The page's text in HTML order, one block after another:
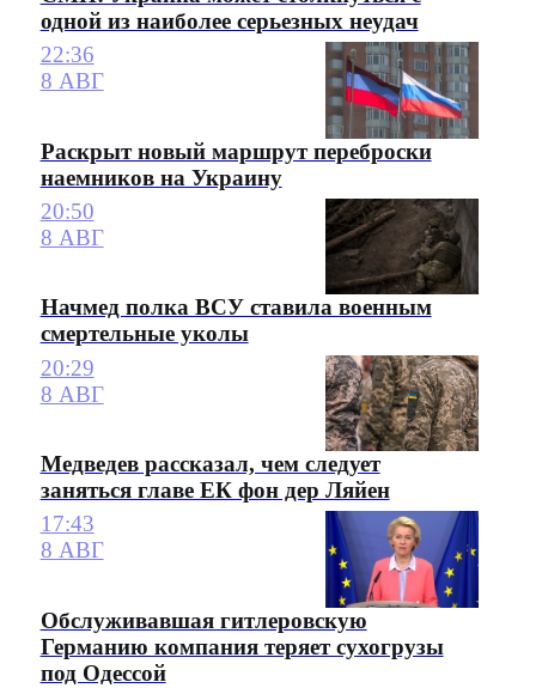
одной из наиболее серьезных неудач
22:36
8 АВГ
Раскрыт новый маршрут переброски
наемников на Украину
20:50
8 АВГ
Начмед полка ВСУ ставила военным
смертельные уколы
20:29
8 АВГ
Медведев рассказал, чем следует
заняться главе ЕК фон дер Ляйен
17:43
8 АВГ
Обслуживавшая гитлеровскую
Германию компания теряет сухогрузы
под Одессой